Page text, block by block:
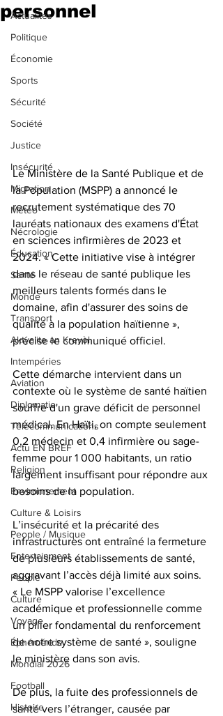
Actualités
Politique
Économie
Sports
Sécurité
Société
Justice
Insécurité
Migration
Météo
Nécrologie
Éducation
Santé
Monde
Transport
Aktyalite an Kreyòl
Intempéries
Aviation
Diplomatie
Télécommunications
Actu EN BREF
Religion
Environnement
Culture & Loisirs
People / Musique
Entertainment
People
Culture
Voyage
Éphéméride
Mondial 2026
Football
Histoire
personnel
Le Ministère de la Santé Publique et de
la Population (MSPP) a annoncé le
recrutement systématique des 70
lauréats nationaux des examens d'État
en sciences infirmières de 2023 et
2024. « Cette initiative vise à intégrer
dans le réseau de santé publique les
meilleurs talents formés dans le
domaine, afin d'assurer des soins de
qualité à la population haïtienne »,
précise le communiqué officiel.
Cette démarche intervient dans un
contexte où le système de santé haïtien
souffre d'un grave déficit de personnel
médical. En Haïti, on compte seulement
0,2 médecin et 0,4 infirmière ou sage-
femme pour 1 000 habitants, un ratio
largement insuffisant pour répondre aux
besoins de la population.
L’insécurité et la précarité des
infrastructures ont entraîné la fermeture
de plusieurs établissements de santé,
aggravant l’accès déjà limité aux soins.
« Le MSPP valorise l’excellence
académique et professionnelle comme
un pilier fondamental du renforcement
de notre système de santé », souligne
le ministère dans son avis.
De plus, la fuite des professionnels de
santé vers l’étranger, causée par